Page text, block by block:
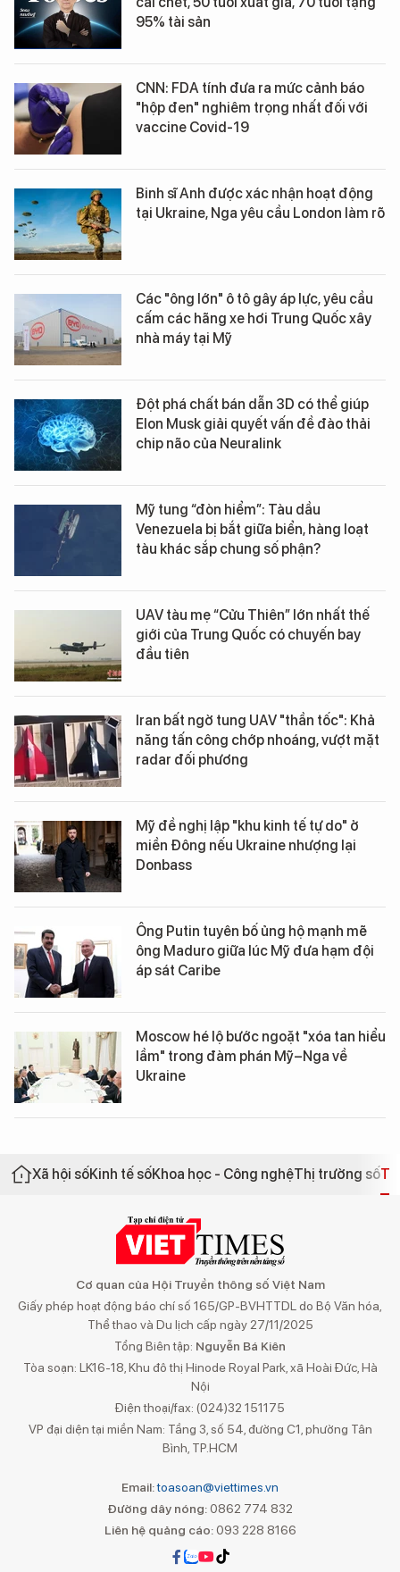
95% tài sản
CNN: FDA tính đưa ra mức cảnh báo
"hộp đen" nghiêm trọng nhất đối với
vaccine Covid-19
Binh sĩ Anh được xác nhận hoạt động
tại Ukraine, Nga yêu cầu London làm rõ
Các "ông lớn" ô tô gây áp lực, yêu cầu
cấm các hãng xe hơi Trung Quốc xây
nhà máy tại Mỹ
Đột phá chất bán dẫn 3D có thể giúp
Elon Musk giải quyết vấn đề đào thải
chip não của Neuralink
Mỹ tung “đòn hiểm”: Tàu dầu
Venezuela bị bắt giữa biển, hàng loạt
tàu khác sắp chung số phận?
UAV tàu mẹ “Cửu Thiên” lớn nhất thế
giới của Trung Quốc có chuyến bay
đầu tiên
Iran bất ngờ tung UAV "thần tốc": Khả
năng tấn công chớp nhoáng, vượt mặt
radar đối phương
Mỹ đề nghị lập "khu kinh tế tự do" ở
miền Đông nếu Ukraine nhượng lại
Donbass
Ông Putin tuyên bố ủng hộ mạnh mẽ
ông Maduro giữa lúc Mỹ đưa hạm đội
áp sát Caribe
Moscow hé lộ bước ngoặt "xóa tan hiểu
lầm" trong đàm phán Mỹ–Nga về
Ukraine
Xã hội sốKinh tế sốKhoa học - Công nghệThị trường số
Cơ quan của Hội Truyền thông số Việt Nam
Giấy phép hoạt động báo chí số 165/GP-BVHTTDL do Bộ Văn hóa,
Thể thao và Du lịch cấp ngày 27/11/2025
Tổng Biên tập: Nguyễn Bá Kiên
Tòa soạn: LK16-18, Khu đô thị Hinode Royal Park, xã Hoài Đức, Hà
Nội
Điện thoại/fax: (024)32 151175
VP đại diện tại miền Nam: Tầng 3, số 54, đường C1, phường Tân
Bình, TP.HCM
Email:toasoan@viettimes.vn
Đường dây nóng: 0862 774 832
Liên hệ quảng cáo:093 228 8166